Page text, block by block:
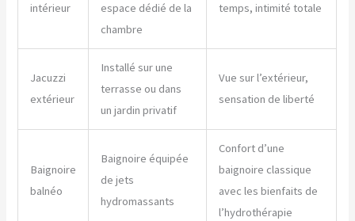
intérieur
espace dédié de la
chambre
temps, intimité totale
Jacuzzi
extérieur
Installé sur une
terrasse ou dans
un jardin privatif
Vue sur l’extérieur,
sensation de liberté
Baignoire
balnéo
Baignoire équipée
de jets
hydromassants
Confort d’une
baignoire classique
avec les bienfaits de
l’hydrothérapie